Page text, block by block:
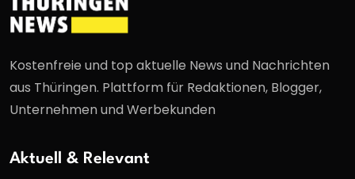
Kostenfreie und top aktuelle News und Nachrichten
aus Thüringen. Plattform für Redaktionen, Blogger,
Unternehmen und Werbekunden
Aktuell & Relevant